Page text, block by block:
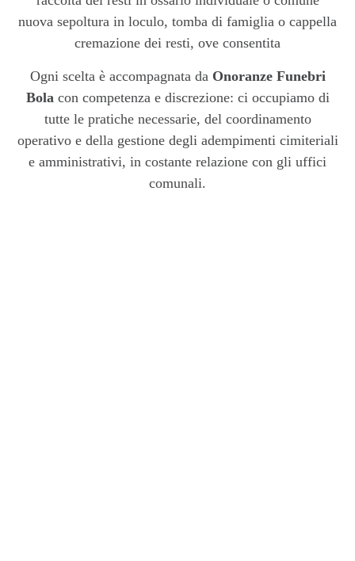
nuova sepoltura in loculo, tomba di famiglia o cappella
cremazione dei resti, ove consentita
Ogni scelta è accompagnata da Onoranze Funebri
Bola con competenza e discrezione: ci occupiamo di
tutte le pratiche necessarie, del coordinamento
operativo e della gestione degli adempimenti cimiteriali
e amministrativi, in costante relazione con gli uffici
comunali.